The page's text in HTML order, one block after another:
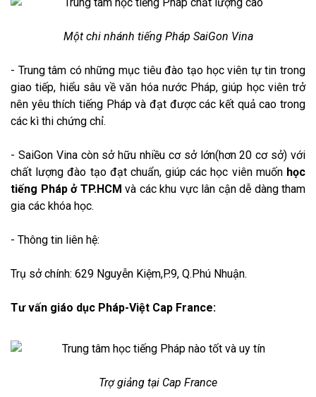
Một chi nhánh tiếng Pháp SaiGon Vina
- Trung tâm có những mục tiêu đào tạo học viên tự tin trong
giao tiếp, hiểu sâu về văn hóa nước Pháp, giúp học viên trở
nên yêu thích tiếng Pháp và đạt được các kết quả cao trong
các kì thi chứng chỉ.
- SaiGon Vina còn sở hữu nhiều cơ sở lớn(hơn 20 cơ sở) với
chất lượng đào tạo đạt chuẩn, giúp các học viên muốn học
tiếng Pháp ở TP.HCM và các khu vực lân cận dễ dàng tham
gia các khóa học.
- Thông tin liên hệ:
Trụ sở chính: 629 Nguyễn Kiệm,P.9, Q.Phú Nhuận.
Tư vấn giáo dục Pháp-Việt Cap France:
Trợ giảng tại Cap France